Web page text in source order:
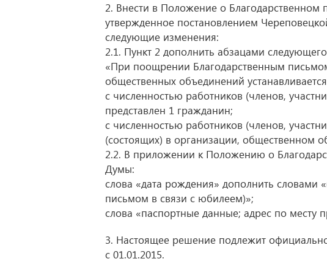
2. Внести в Положение о
утвержденное постановлением
следующие изменения:
2.1. Пункт 2 дополнить абзацами
«При поощрении Благодарственным
общественных объединений
с численностью работников (членов,
представлен 1 гражданин;
с численностью работников (членов,
(состоящих) в организации, общественном
2.2. В приложении к Положению о
Думы:
слова «дата рождения» дополнить словами
письмом в связи с юбилеем)»;
слова «паспортные данные; адрес по месту
3. Настоящее решение подлежит
с 01.01.2015.